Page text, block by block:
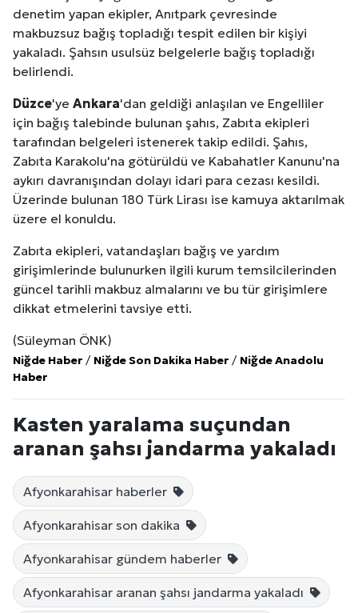
denetim yapan ekipler, Anıtpark çevresinde
makbuzsuz bağış topladığı tespit edilen bir kişiyi
yakaladı. Şahsın usulsüz belgelerle bağış topladığı
belirlendi.
Düzce'ye Ankara'dan geldiği anlaşılan ve Engelliler
için bağış talebinde bulunan şahıs, Zabıta ekipleri
tarafından belgeleri istenerek takip edildi. Şahıs,
Zabıta Karakolu'na götürüldü ve Kabahatler Kanunu'na
aykırı davranışından dolayı idari para cezası kesildi.
Üzerinde bulunan 180 Türk Lirası ise kamuya aktarılmak
üzere el konuldu.
Zabıta ekipleri, vatandaşları bağış ve yardım
girişimlerinde bulunurken ilgili kurum temsilcilerinden
güncel tarihli makbuz almalarını ve bu tür girişimlere
dikkat etmelerini tavsiye etti.
(Süleyman ÖNK)
Niğde Haber / Niğde Son Dakika Haber / Niğde Anadolu
Haber
Kasten yaralama suçundan
aranan şahsı jandarma yakaladı
Afyonkarahisar haberler
Afyonkarahisar son dakika
Afyonkarahisar gündem haberler
Afyonkarahisar aranan şahsı jandarma yakaladı